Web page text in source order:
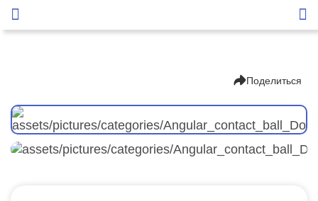
Поделиться